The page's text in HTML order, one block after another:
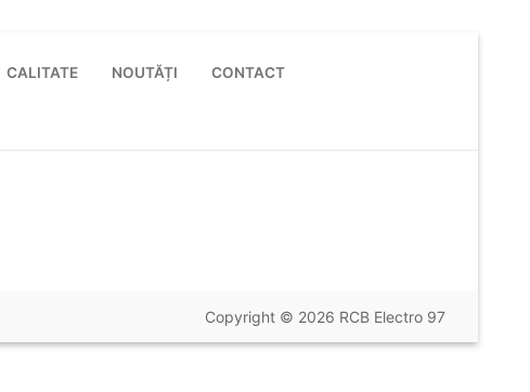
CALITATE NOUTĂȚI CONTACT
Copyright © 2026 RCB Electro 97